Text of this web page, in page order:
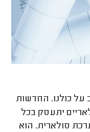
על כולנו. החדשות
יתעסק בכל
סולארית. הוא